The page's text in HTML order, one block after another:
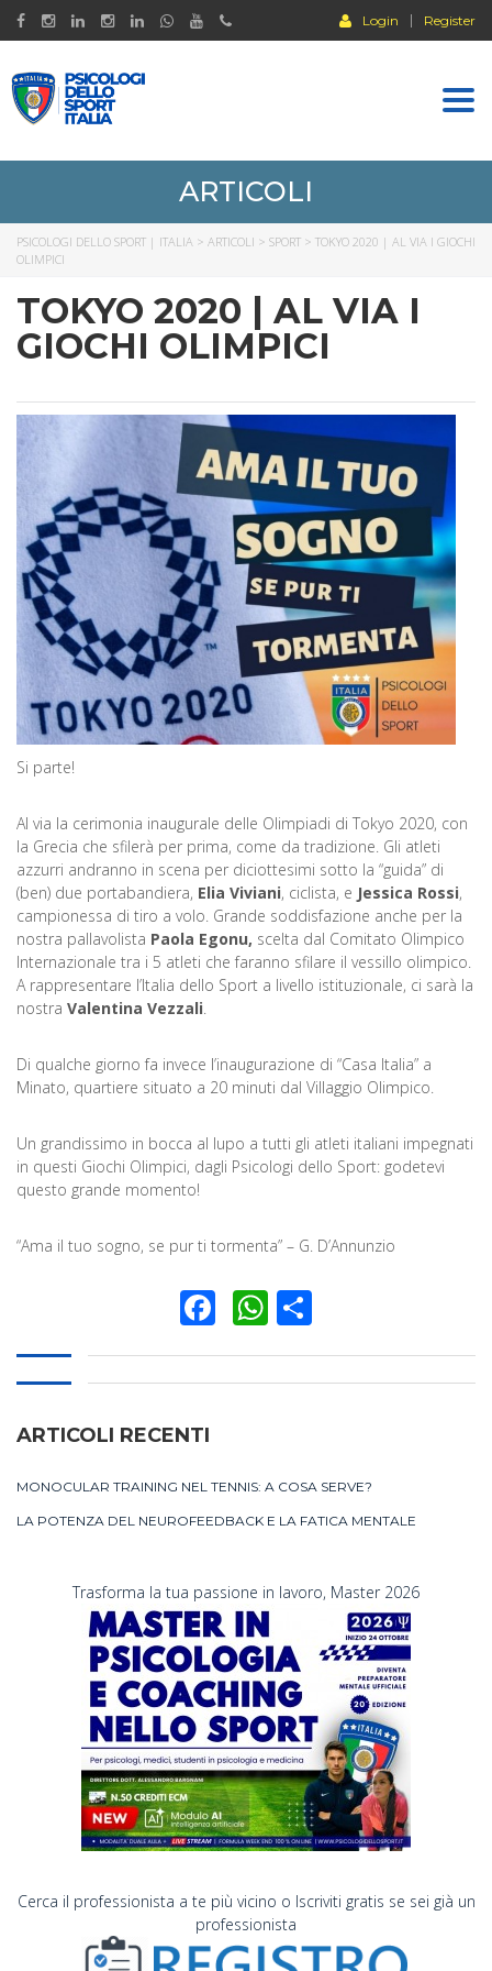
Login Register
ARTICOLI
PSICOLOGI DELLO SPORT | ITALIA > ARTICOLI > SPORT > TOKYO 2020 | AL VIA I GIOCHI
OLIMPICI
TOKYO 2020 | AL VIA I
GIOCHI OLIMPICI
Si parte!
Al via la cerimonia inaugurale delle Olimpiadi di Tokyo 2020, con
la Grecia che sfilerà per prima, come da tradizione. Gli atleti
azzurri andranno in scena per diciottesimi sotto la “guida” di
(ben) due portabandiera, Elia Viviani, ciclista, e Jessica Rossi,
campionessa di tiro a volo. Grande soddisfazione anche per la
nostra pallavolista Paola Egonu, scelta dal Comitato Olimpico
Internazionale tra i 5 atleti che faranno sfilare il vessillo olimpico.
A rappresentare l’Italia dello Sport a livello istituzionale, ci sarà la
nostra Valentina Vezzali.
Di qualche giorno fa invece l’inaugurazione di “Casa Italia” a
Minato, quartiere situato a 20 minuti dal Villaggio Olimpico.
Un grandissimo in bocca al lupo a tutti gli atleti italiani impegnati
in questi Giochi Olimpici, dagli Psicologi dello Sport: godetevi
questo grande momento!
“Ama il tuo sogno, se pur ti tormenta” – G. D’Annunzio
Facebook
WhatsApp
ARTICOLI RECENTI
MONOCULAR TRAINING NEL TENNIS: A COSA SERVE?
LA POTENZA DEL NEUROFEEDBACK E LA FATICA MENTALE
Trasforma la tua passione in lavoro, Master 2026
Cerca il professionista a te più vicino o Iscriviti gratis se sei già un
professionista